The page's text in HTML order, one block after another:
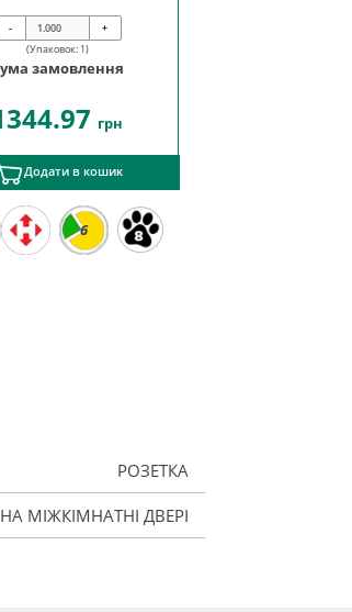
-
+
(Упаковок: 1)
замовлення
грн
Додати в кошик
6
РОЗЕТКА
МІЖКІМНАТНІ ДВЕРІ